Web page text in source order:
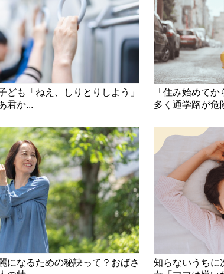
ども「ねえ、しりとりしよう」
君か...
「住み始めて
多く通学路が危
になるための秘訣って？おばさ
知らないうち